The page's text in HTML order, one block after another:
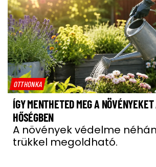
OTTHONKA
ÍGY MENTHETED MEG A
HŐSÉGBEN
A növények védelme
trükkel megoldható.